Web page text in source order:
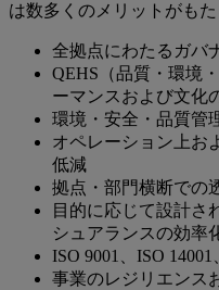
は数多くのメリットがも
全拠点にわたるガバ
QEHS（品質・環境
ーマンスおよび文化
環境・安全・品質管
オペレーション上お
低減
拠点・部門横断での
目的に応じて設計さ
シュアランスの効率
ISO 9001、ISO
事業のレジリエンス